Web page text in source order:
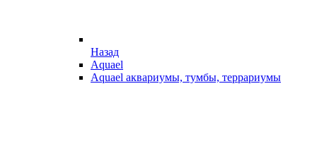
Назад
Aquael
Aquael аквариумы, тумбы, террариумы